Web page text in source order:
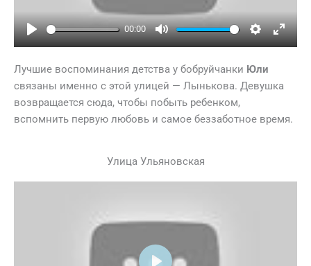
Play
00:00
Mute Settings
Лучшие воспоминания детства у бобруйчанки Юли
связаны именно с этой улицей — Лынькова. Девушка
возвращается сюда, чтобы побыть ребенком,
вспомнить первую любовь и самое беззаботное время.
Улица Ульяновская